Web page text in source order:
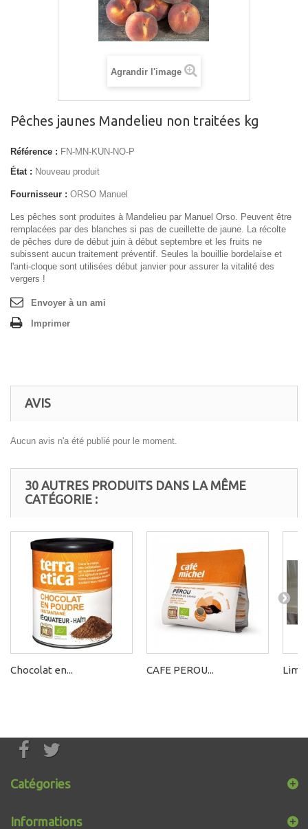
Agrandir l'image
Pêches jaunes Mandelieu non traitées kg
Référence : FN-MN-KUN-NO-P
État : Nouveau produit
Fournisseur : ORSO Manuel
Les pêches sont produites à Mandelieu par Manuel Orso. Peuvent être
remplacées par des blanches si pas de cueillette de jaune. La récolte
de pêches dure de début juin à début septembre et les fruits ne
subissent aucun traitement préventif. Seules la bouillie bordelaise et
l'anti-cloque sont utilisées début janvier pour assurer la vitalité des
vergers !
Envoyer à un ami
Imprimer
AVIS
Aucun avis n'a été publié pour le moment.
30 AUTRES PRODUITS DANS LA MÊME
CATÉGORIE :
Chocolat en... CAFE PEROU...
Catégories
Informations